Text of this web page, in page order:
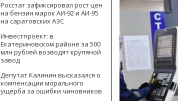
Росстат зафиксировал рост цен
на бензин марок АИ-92 и АИ-95
на саратовских АЗС
Инвестпроект: в
Екатериновском районе за 500
млн рублей возводят крупяной
завод
Депутат Калинин высказался о
компенсации морального
ущерба за ошибки чиновников